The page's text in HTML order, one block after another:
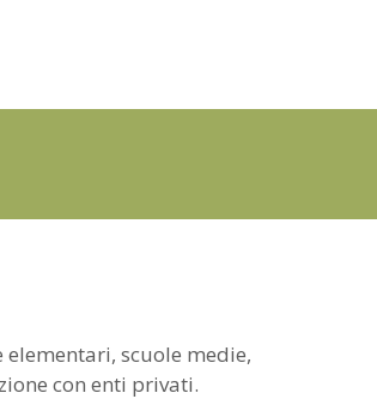
scuole medie,
con enti privati.